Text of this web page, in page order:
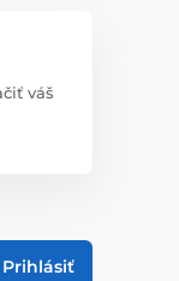
váš
Prihlásiť